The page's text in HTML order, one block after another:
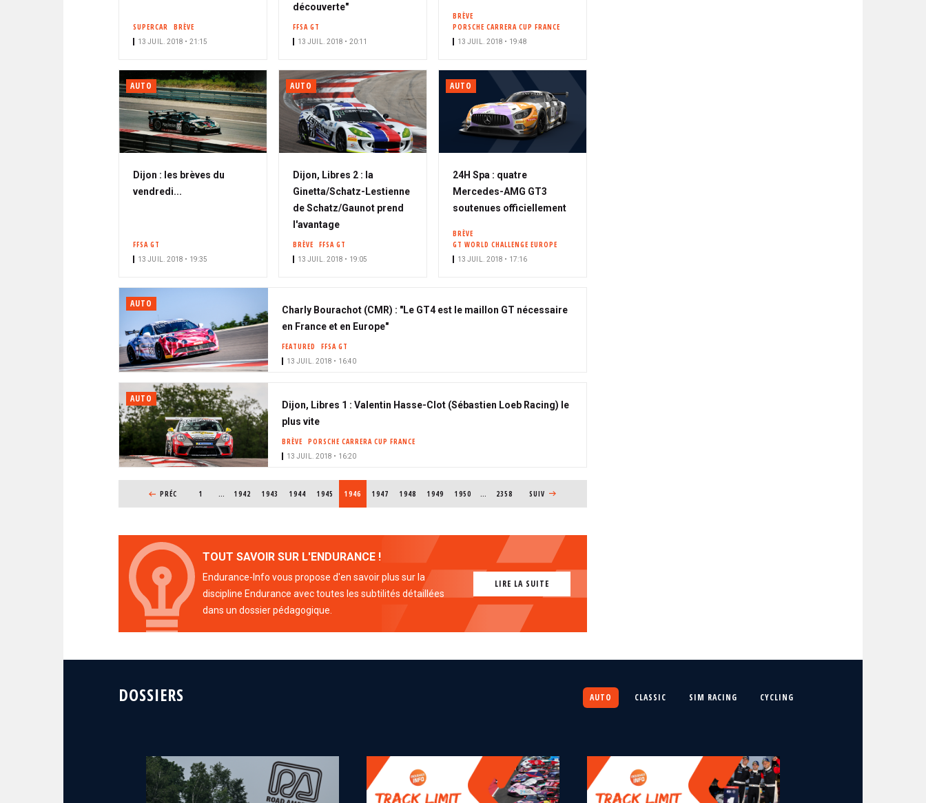
SUPERCAR BRÈVE
13 JUIL. 2018 • 21:15
découverte"
FFSA GT
13 JUIL. 2018 • 20:11
BRÈVE
PORSCHE CARRERA CUP FRANCE
13 JUIL. 2018 • 19:48
AUTO
Dijon : les brèves du
vendredi...
FFSA GT
13 JUIL. 2018 • 19:35
AUTO
Dijon, Libres 2 : la
Ginetta/Schatz-Lestienne
de Schatz/Gaunot prend
l'avantage
BRÈVE FFSA GT
13 JUIL. 2018 • 19:05
AUTO
24H Spa : quatre
Mercedes-AMG GT3
soutenues officiellement
BRÈVE
GT WORLD CHALLENGE EUROPE
13 JUIL. 2018 • 17:16
AUTO
Charly Bourachot (CMR) : "Le GT4 est le maillon GT nécessaire
en France et en Europe"
FEATURED FFSA GT
13 JUIL. 2018 • 16:40
AUTO
Dijon, Libres 1 : Valentin Hasse-Clot (Sébastien Loeb Racing) le
plus vite
BRÈVE PORSCHE CARRERA CUP FRANCE
13 JUIL. 2018 • 16:20
PAGE PRÉCÉDENTE
PRÉC 1 … PAGE
1942 PAGE
1943 PAGE
1944 PAGE
1945 PAGE COURANTE
1946 PAGE
1947 PAGE
1948 PAGE
1949 PAGE
1950 … 2358 PAGE SUIVANTE
SUIV
TOUT SAVOIR SUR L'ENDURANCE !
Endurance-Info vous propose d'en savoir plus sur la
discipline Endurance avec toutes les subtilités détaillées
dans un dossier pédagogique.
LIRE LA SUITE
DOSSIERS AUTO CLASSIC SIM RACING CYCLING